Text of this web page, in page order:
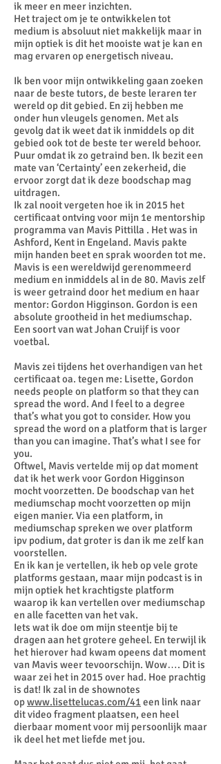
ik meer en meer inzichten.
Het traject om je te ontwikkelen tot
medium is absoluut niet makkelijk maar in
mijn optiek is dit het mooiste wat je kan en
mag ervaren op energetisch niveau.
Ik ben voor mijn ontwikkeling gaan zoeken
naar de beste tutors, de beste leraren ter
wereld op dit gebied. En zij hebben me
onder hun vleugels genomen. Met als
gevolg dat ik weet dat ik inmiddels op dit
gebied ook tot de beste ter wereld behoor.
Puur omdat ik zo getraind ben. Ik bezit een
mate van ‘Certainty’ een zekerheid, die
ervoor zorgt dat ik deze boodschap mag
uitdragen.
Ik zal nooit vergeten hoe ik in 2015 het
certificaat ontving voor mijn 1e mentorship
programma van Mavis Pittilla . Het was in
Ashford, Kent in Engeland. Mavis pakte
mijn handen beet en sprak woorden tot me.
Mavis is een wereldwijd gerenommeerd
medium en inmiddels al in de 80. Mavis zelf
is weer getraind door het medium en haar
mentor: Gordon Higginson. Gordon is een
absolute grootheid in het mediumschap.
Een soort van wat Johan Cruijf is voor
voetbal.
Mavis zei tijdens het overhandigen van het
certificaat oa. tegen me: Lisette, Gordon
needs people on platform so that they can
spread the word. And I feel to a degree
that’s what you got to consider. How you
spread the word on a platform that is larger
than you can imagine. That’s what I see for
you.
Oftwel, Mavis vertelde mij op dat moment
dat ik het werk voor Gordon Higginson
mocht voorzetten. De boodschap van het
mediumschap mocht voorzetten op mijn
eigen manier. Via een platform, in
mediumschap spreken we over platform
ipv podium, dat groter is dan ik me zelf kan
voorstellen.
En ik kan je vertellen, ik heb op vele grote
platforms gestaan, maar mijn podcast is in
mijn optiek het krachtigste platform
waarop ik kan vertellen over mediumschap
en alle facetten van het vak.
Iets wat ik doe om mijn steentje bij te
dragen aan het grotere geheel. En terwijl ik
het hierover had kwam opeens dat moment
van Mavis weer tevoorschijn. Wow…. Dit is
waar zei het in 2015 over had. Hoe prachtig
is dat! Ik zal in de shownotes
opwww.lisettelucas.com/41 een link naar
dit video fragment plaatsen, een heel
dierbaar moment voor mij persoonlijk maar
ik deel het met liefde met jou.